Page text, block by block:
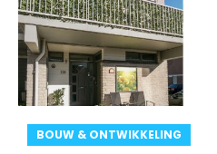
BOUW & ONTWIKKELING